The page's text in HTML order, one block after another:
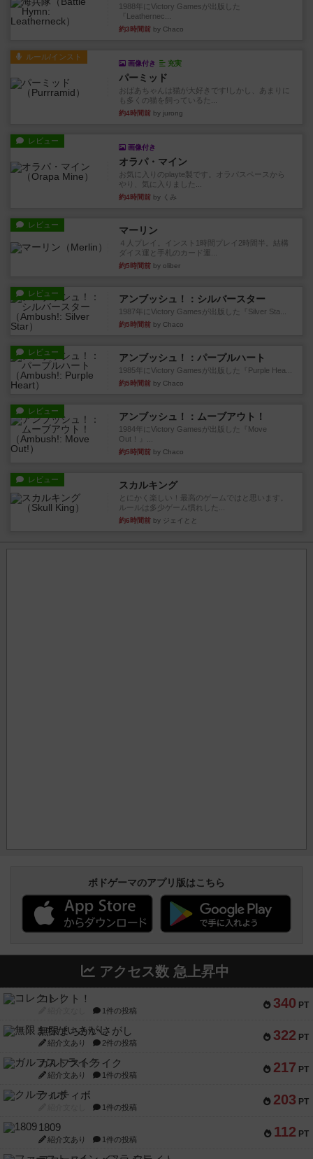
1988年にVictory Gamesが出版した
『Leathernec...
約3時間前 by Chaco
ルール/インスト
画像付き 充実
パーミッド
おばあちゃんは猫が大好きです!しかし、あまりに
も多くの猫を飼っているた...
約4時間前 by jurong
レビュー
画像付き
オラパ・マイン
お気に入りのplayte製です。オラパスペースから
やり、気に入りました...
約4時間前 by くみ
レビュー マーリン
４人プレイ。インスト1時間プレイ2時間半。結構
ダイス運と手札のカード運...
約5時間前 by oliber
レビュー アンブッシュ！：シルバースター
1987年にVictory Gamesが出版した『Silver Sta...
約5時間前 by Chaco
レビュー アンブッシュ！：パープルハート
1985年にVictory Gamesが出版した『Purple Hea...
約5時間前 by Chaco
レビュー アンブッシュ！：ムーブアウト！
1984年にVictory Gamesが出版した『Move
Out！』...
約5時間前 by Chaco
レビュー スカルキング
とにかく楽しい！最高のゲームではと思います。
ルールは多少ゲーム慣れした...
約6時間前 by ジェイとと
ボドゲーマのアプリ版はこちら
アクセス数 急上昇中
340 PT
コレクト！
1件の投稿
322 PT
無限まちがいさがし
紹介文あり 2件の投稿
217 PT
ガルフストライク
紹介文あり 1件の投稿
203 PT
クルティボ
1件の投稿
112 PT
1809
紹介文あり 1件の投稿